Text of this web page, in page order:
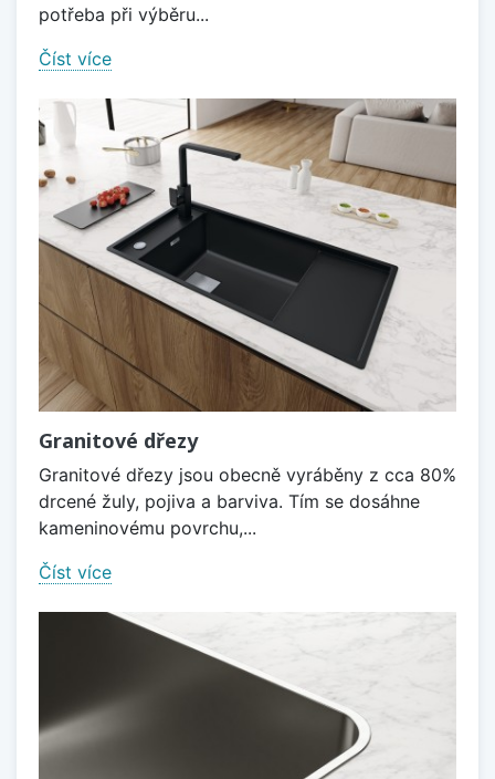
potřeba při výběru...
Číst více
Granitové dřezy
Granitové dřezy jsou obecně vyráběny z cca 80%
drcené žuly, pojiva a barviva. Tím se dosáhne
kameninovému povrchu,...
Číst více